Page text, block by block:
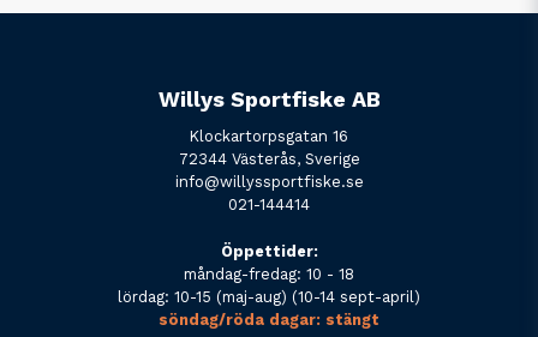
Willys Sportfiske AB
Klockartorpsgatan 16
72344 Västerås, Sverige
info@willyssportfiske.se
021-144414
Öppettider:
måndag-fredag: 10 - 18
lördag: 10-15 (maj-aug) (10-14 sept-april)
söndag/röda dagar: stängt